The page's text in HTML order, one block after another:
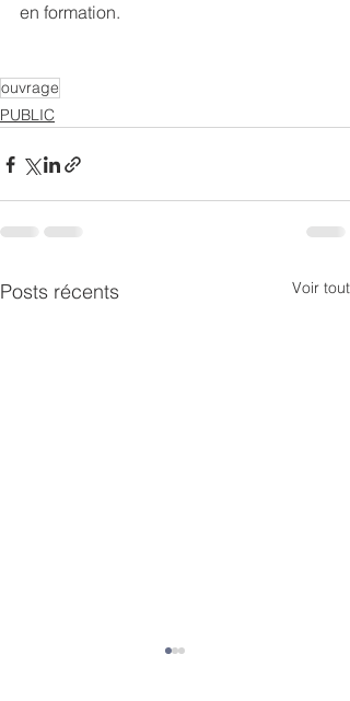
en formation.
ouvrage
PUBLIC
Posts récents Voir tout